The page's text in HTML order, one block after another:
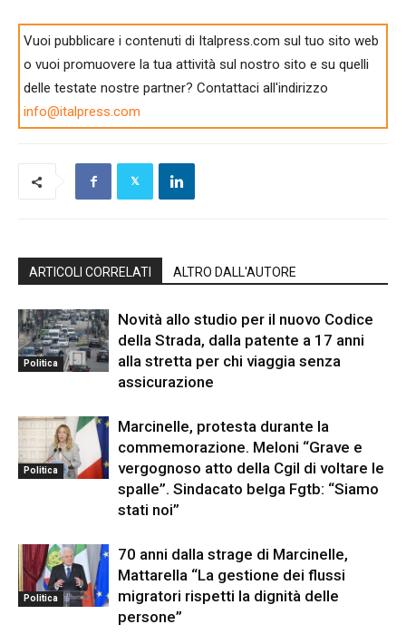
Vuoi pubblicare i contenuti di Italpress.com sul tuo sito web
o vuoi promuovere la tua attività sul nostro sito e su quelli
delle testate nostre partner? Contattaci all'indirizzo
info@italpress.com
ARTICOLI CORRELATI ALTRO DALL'AUTORE
Politica
Novità allo studio per il nuovo Codice
della Strada, dalla patente a 17 anni
alla stretta per chi viaggia senza
assicurazione
Politica
Marcinelle, protesta durante la
commemorazione. Meloni “Grave e
vergognoso atto della Cgil di voltare le
spalle”. Sindacato belga Fgtb: “Siamo
stati noi”
Politica
70 anni dalla strage di Marcinelle,
Mattarella “La gestione dei flussi
migratori rispetti la dignità delle
persone”